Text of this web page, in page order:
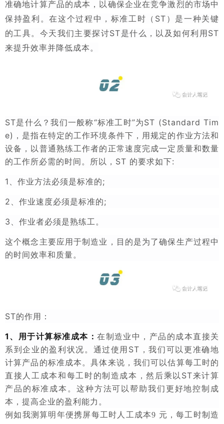
准确地计算产品的成本，以确保企业在竞争激烈的市场中
保持盈利。在这个过程中，标准工时（ST）是一种关键
的工具。今天我们主要探讨ST是什么，以及如何利用ST
来提升效率并降低成本。
ST是什么？我们一般称“标准工时”为ST (Standard Tim
e)， 是指在特定的工作环境条件下，用规定的作业方法和
设备，以普通熟练工作者的正常速度完成一定质量和数量
的工作所必需的时间。所以，ST 的要求如下:
1、作业方法必须是标准的;
2、作业速度必须是标准的;
3、作业者必须是熟练工。
这个概念主要应用于制造业，目的是为了确保生产过程中
的时间效率和质量。
ST的作用：
1、用于计算标准成本：在制造业中，产品的成本直接关
系到企业的盈利状况。通过使用ST，我们可以更准确地
计算产品的标准成本。具体来说，我们可以估算每工时的
直接人工成本和每工时的制造成本，然后乘以ST来计算
产品的标准成本。 这种方法可以帮助我们更好地控制成
本，提高企业的盈利能力。
例如我测算明年便携屏每工时人工成本9 元，每工时制造